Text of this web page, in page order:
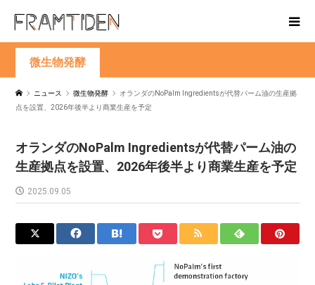
微生物発酵
ニュース 微生物発酵
オランダのNoPalm Ingredientsが代替パーム油の生産拠
点を設置、2026年後半より商業生産を予定
オランダのNoPalm Ingredientsが代替パーム油の
生産拠点を設置、2026年後半より商業生産を予定
2025.09.05